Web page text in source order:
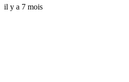
il y a 7 mois